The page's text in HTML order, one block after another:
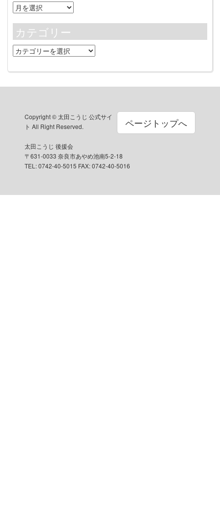
ア
ー
カ
イ
ブ
カテゴリー
カ
テ
ゴ
ー
ページトップへ
Copyright © 太田こうじ 公式サイ
ト All Right Reserved.
太田こうじ 後援会
〒631-0033 奈良市あやめ池南5-2-18
TEL: 0742-40-5015 FAX: 0742-40-5016